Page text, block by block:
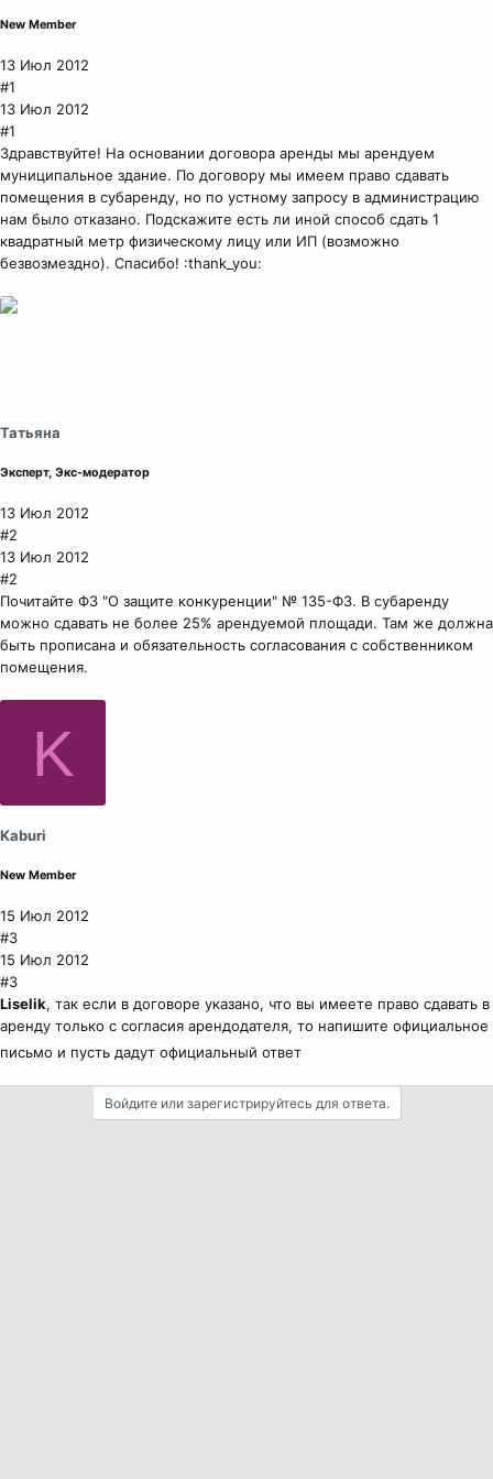
New Member
13 Июл 2012
#1
13 Июл 2012
#1
Здравствуйте! На основании договора аренды мы арендуем
муниципальное здание. По договору мы имеем право сдавать
помещения в субаренду, но по устному запросу в администрацию
нам было отказано. Подскажите есть ли иной способ сдать 1
квадратный метр физическому лицу или ИП (возможно
безвозмездно). Спасибо! :thank_you:
Татьяна
Эксперт, Экс-модератор
13 Июл 2012
#2
13 Июл 2012
#2
Почитайте ФЗ "О защите конкуренции" № 135-ФЗ. В субаренду
можно сдавать не более 25% арендуемой площади. Там же должна
быть прописана и обязательность согласования с собственником
помещения.
K
Kaburi
New Member
15 Июл 2012
#3
15 Июл 2012
#3
Liselik, так если в договоре указано, что вы имеете право сдавать в
аренду только с согласия арендодателя, то напишите официальное
письмо и пусть дадут официальный ответ
Войдите или зарегистрируйтесь для ответа.